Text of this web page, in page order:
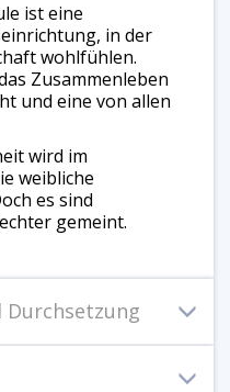
ist eine
in der
wohlfühlen.
Zusammenleben
und eine von allen
wird im
weibliche
es sind
gemeint.
Durchsetzung